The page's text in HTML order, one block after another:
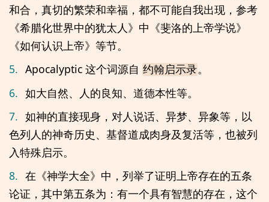
和合，真切的繁荣和幸福，都不可能自我出现，参考
《希腊化世界中的犹太人》中《斐洛的上帝学说》
《如何认识上帝》等节。
5. Apocalyptic 这个词源自 约翰启示录。
6. 如大自然、人的良知、道德本性等。
7. 如神的直接现身，对人说话、异梦、异象等，以
色列人的神奇历史、基督道成肉身及复活等，也被列
入特殊启示。
8. 在《神学大全》中，列举了证明上帝存在的五条
论证，其中第五条为：有一个具有智慧的存在，这个